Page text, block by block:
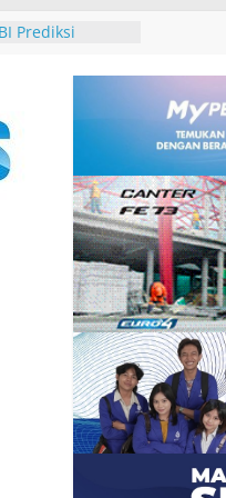
Pelindungan
Prediksi
Tumbuh Tinggi
PWA, Pegiat
dan
School
Erat
Mampu
Sucipta Ikuti
dan
di Surabaya